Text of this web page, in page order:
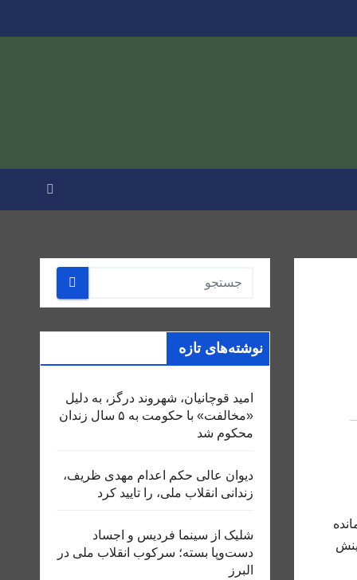
نوشته‌های تازه
امید قوچانیان، شهروند درگز، به دلیل
«مخالفت» با حکومت به ۵ سال زندان
محکوم شد
دیوان عالی حکم اعدام مهدی ظریف،
زندانی انقلاب ملی، را تایید کرد
شلیک از سینما فردیس و اجساد
دست‌وپا بسته؛ سرکوب انقلاب ملی در
البرز